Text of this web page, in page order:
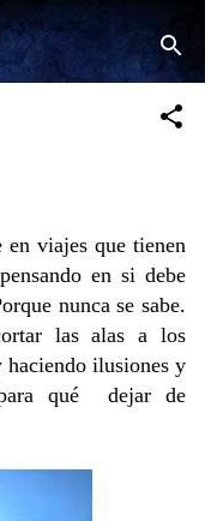
en viajes que tienen
en si debe
nunca se sabe.
las alas a los
haciendo ilusiones y
qué dejar de